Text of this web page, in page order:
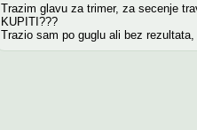
Trazim glavu za trimer, za secenje
KUPITI???
Trazio sam po guglu ali bez